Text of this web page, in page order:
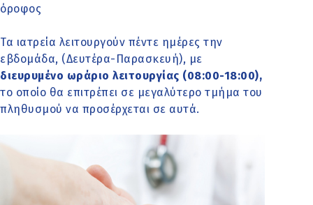
όροφος
Τα ιατρεία λειτουργούν πέντε ημέρες την
εβδομάδα, (Δευτέρα-Παρασκευή), με
διευρυμένο ωράριο λειτουργίας (08:00-18:00),
το οποίο θα επιτρέπει σε μεγαλύτερο τμήμα του
πληθυσμού να προσέρχεται σε αυτά.